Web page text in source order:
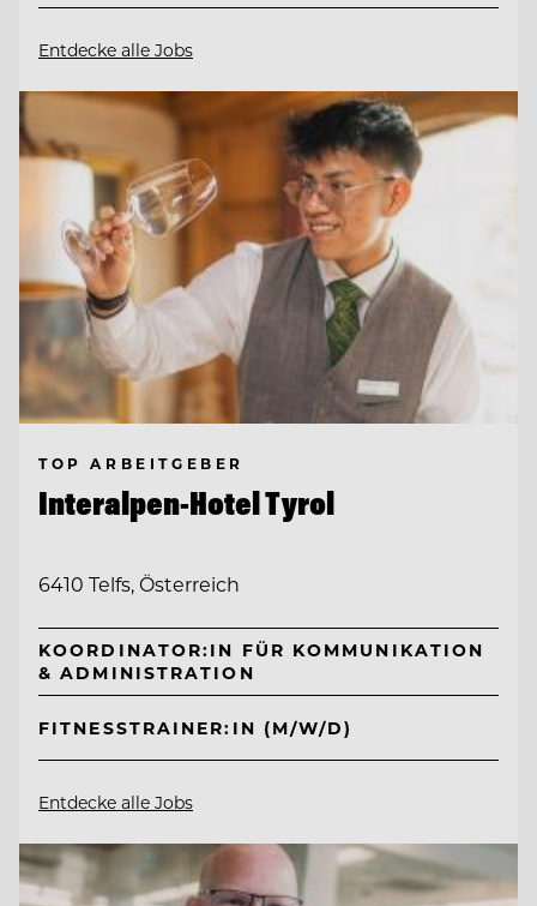
Entdecke alle Jobs
TOP ARBEITGEBER
Interalpen-Hotel Tyrol
6410 Telfs, Österreich
KOORDINATOR:IN FÜR KOMMUNIKATION
& ADMINISTRATION
FITNESSTRAINER:IN (M/W/D)
Entdecke alle Jobs